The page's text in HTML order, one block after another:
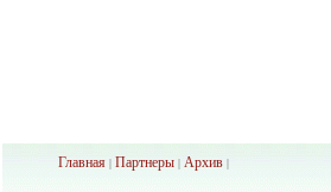
Главная | Партнеры | Архив |